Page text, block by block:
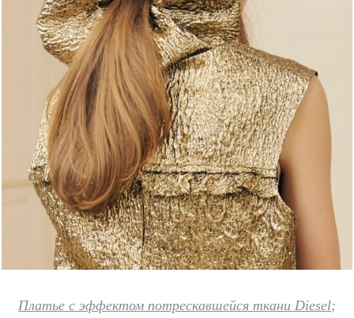
Платье с эффектом потрескавшейся ткани Diesel;